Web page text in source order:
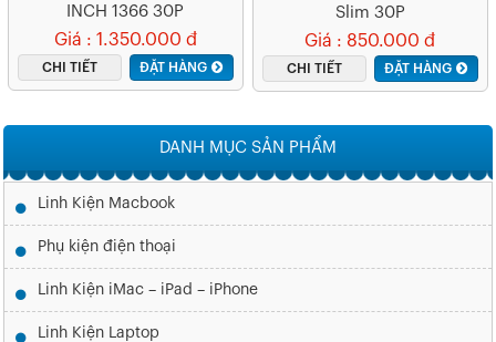
INCH 1366 30P
Giá : 1.350.000 đ
CHI TIẾT ĐẶT HÀNG
Slim 30P
Giá : 850.000 đ
CHI TIẾT ĐẶT HÀNG
DANH MỤC SẢN PHẨM
Linh Kiện Macbook
Phụ kiện điện thoại
Linh Kiện iMac – iPad – iPhone
Linh Kiện Laptop